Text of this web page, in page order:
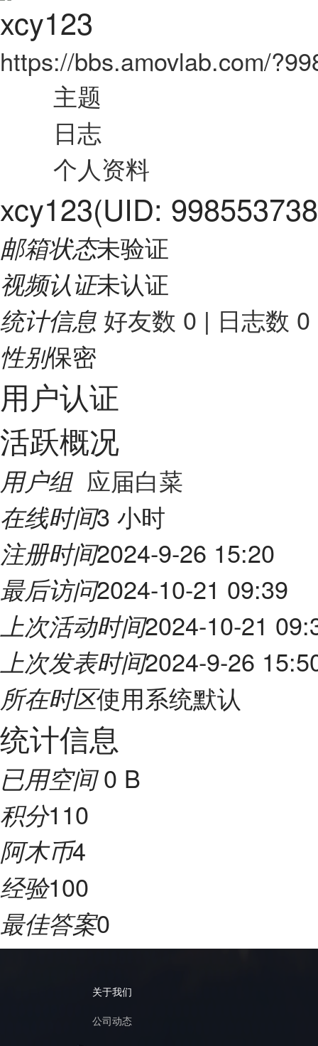
xcy123
https://bbs.amovlab.com/
主题
日志
个人资料
xcy123(UID:
邮箱状态未验证
视频认证未认证
统计信息 好友数 0 | 日志数 0
性别保密
用户认证
活跃概况
用户组 应届白菜
在线时间3 小时
注册时间2024-9-26 15:20
最后访问2024-10-21 09:39
上次活动时间2024-10-21
上次发表时间2024-9-26
所在时区使用系统默认
统计信息
已用空间0 B
积分110
阿木币4
经验100
最佳答案0
关于我们
公司动态